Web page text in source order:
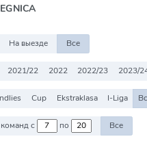
На выезде Все
2021/22 2022 2022/23 2023/
Cup Ekstraklasa I-Liga
Против команд с по Все